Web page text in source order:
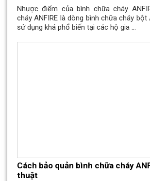
Nhược điểm của bình chữa cháy
cháy ANFIRE là dòng bình chữa cháy
sử dụng khá phổ biến tại các hộ gia ...
Cách bảo quản bình chữa cháy
thuật